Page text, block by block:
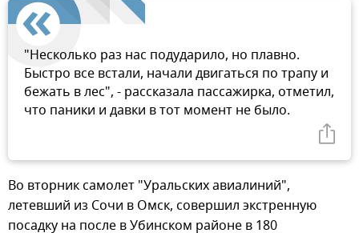
"Несколько раз нас подударило, но плавно.
Быстро все встали, начали двигаться по трапу и
бежать в лес", - рассказала пассажирка, отметил,
что паники и давки в тот момент не было.
Во вторник самолет "Уральских авиалиний",
летевший из Сочи в Омск, совершил экстренную
посадку на после в Убинском районе в 180